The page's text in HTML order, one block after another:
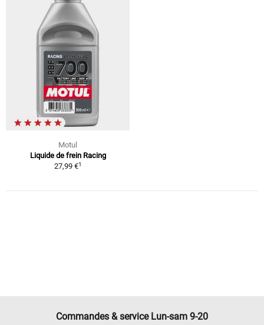
Motul
Liquide de frein Racing
27,99 €1
Commandes & service Lun-sam 9-20